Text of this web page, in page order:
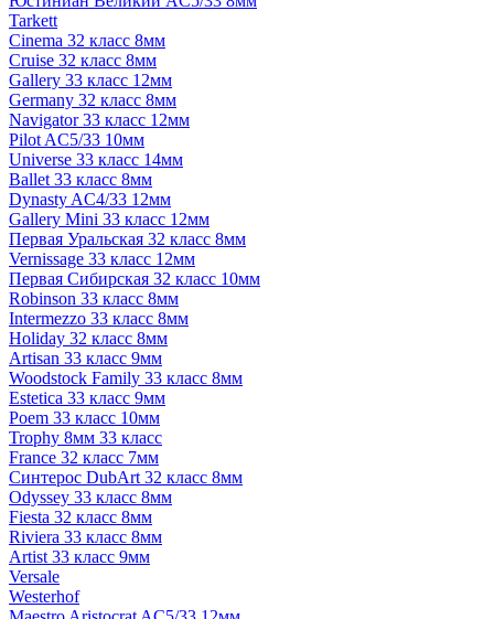
Tarkett
Cinema 32 класс 8мм
Cruise 32 класс 8мм
Gallery 33 класс 12мм
Germany 32 класс 8мм
Navigator 33 класс 12мм
Pilot AC5/33 10мм
Universe 33 класс 14мм
Ballet 33 класс 8мм
Dynasty AC4/33 12мм
Gallery Mini 33 класс 12мм
Первая Уральская 32 класс 8мм
Vernissage 33 класс 12мм
Первая Сибирская 32 класс 10мм
Robinson 33 класс 8мм
Intermezzo 33 класс 8мм
Holiday 32 класс 8мм
Artisan 33 класс 9мм
Woodstock Family 33 класс 8мм
Estetica 33 класс 9мм
Poem 33 класс 10мм
Trophy 8мм 33 класс
France 32 класс 7мм
Синтерос DubArt 32 класс 8мм
Odyssey 33 класс 8мм
Fiesta 32 класс 8мм
Riviera 33 класс 8мм
Artist 33 класс 9мм
Versale
Westerhof